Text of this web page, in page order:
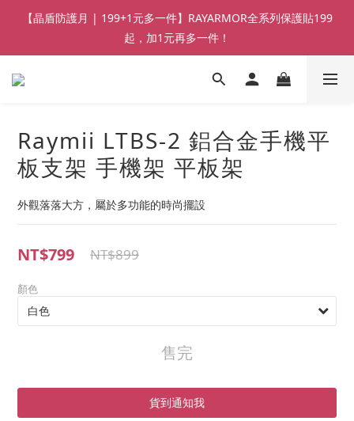
【晶盾防護月 | 199+1元多一件】RAYARMOR全系列保護貼199
起，加1元再多一件！
Raymii LTBS-2 鋁合金手機平
板支架 手機架 平板架
外觀落落大方，屬於多功能的時尚擺設
NT$799 NT$899
顏色
售完
貨到通知我